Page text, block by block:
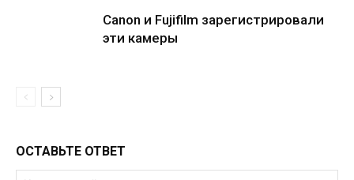
Canon и Fujifilm зарегистрировали
эти камеры
ОСТАВЬТЕ ОТВЕТ